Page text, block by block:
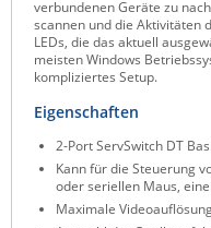
Siretta
SIRIO Antenne
Sunbird
Tactical Software
TEKTELIC
Teltonika
verbundenen Geräte zu
scannen und die Aktivitäten
LEDs, die das aktuell
meisten Windows
kompliziertes Setup.
Eigenschaften
2-Port ServSwitch DT
Kann für die Steuerung
oder seriellen Maus,
Maximale